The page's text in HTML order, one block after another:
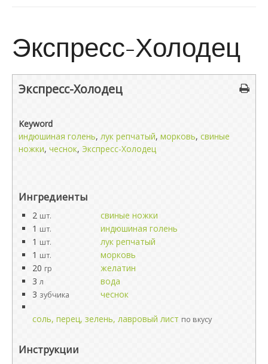
Экспресс-Холодец
Экспресс-Холодец
Keyword
индюшиная голень, лук репчатый, морковь, свиные
ножки, чеснок, Экспресс-Холодец
Ингредиенты
2 шт.
свиные ножки
1 шт.
индюшиная голень
1 шт.
лук репчатый
1 шт.
морковь
20 гр
желатин
3 л
вода
3 зубчика чеснок
соль, перец, зелень, лавровый лист по вкусу
Инструкции